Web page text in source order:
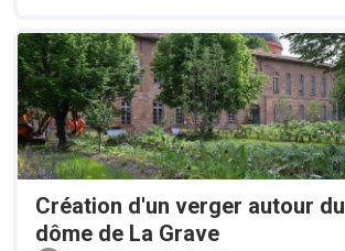
Création d'un verger autour du
dôme de La Grave